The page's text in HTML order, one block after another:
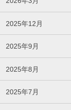
2025年12月
2025年9月
2025年8月
2025年7月